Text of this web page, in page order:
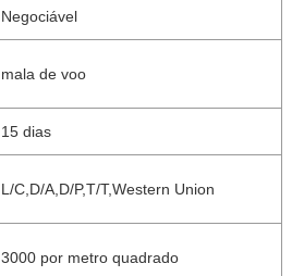
Negociável
mala de voo
15 dias
L/C,D/A,D/P,T/T,Western Union
3000 por metro quadrado